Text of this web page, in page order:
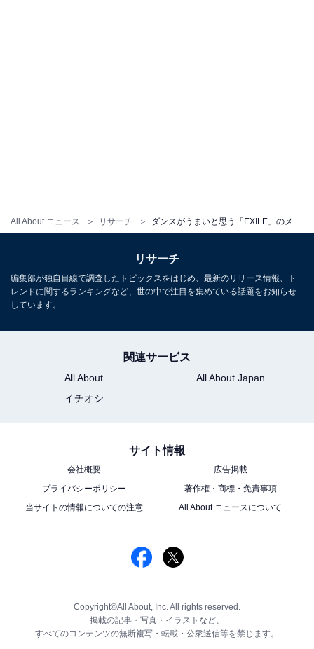
All About ニュース リサーチ
リサーチ
編集部が独自目線で調査したトピックスをはじめ、最新のリリース情報、ト
レンドに関するランキングなど、世の中で注目を集めている話題をお知らせ
しています。
関連サービス
All About
All About Japan
イチオシ
サイト情報
会社概要
広告掲載
プライバシーポリシー
著作権・商標・免責事項
当サイトの情報についての注意
All About ニュースについて
Copyright©All About, Inc. All rights reserved.
掲載の記事・写真・イラストなど、
すべてのコンテンツの無断複写・転載・公衆送信等を禁じます。